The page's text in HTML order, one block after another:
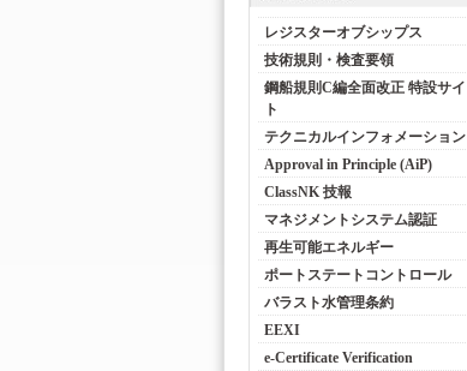
レジスターオブシップス
技術規則・検査要領
鋼船規則C編全面改正 特設サイ
ト
テクニカルインフォメーション
Approval in Principle (AiP)
ClassNK 技報
マネジメントシステム認証
再生可能エネルギー
ポートステートコントロール
バラスト水管理条約
EEXI
e-Certificate Verification